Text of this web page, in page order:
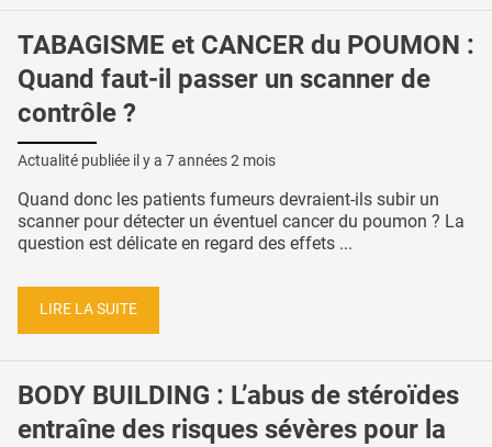
TABAGISME et CANCER du POUMON :
Quand faut-il passer un scanner de
contrôle ?
Actualité publiée il y a 7 années 2 mois
Quand donc les patients fumeurs devraient-ils subir un
scanner pour détecter un éventuel cancer du poumon ? La
question est délicate en regard des effets ...
LIRE LA SUITE
BODY BUILDING : L’abus de stéroïdes
entraîne des risques sévères pour la